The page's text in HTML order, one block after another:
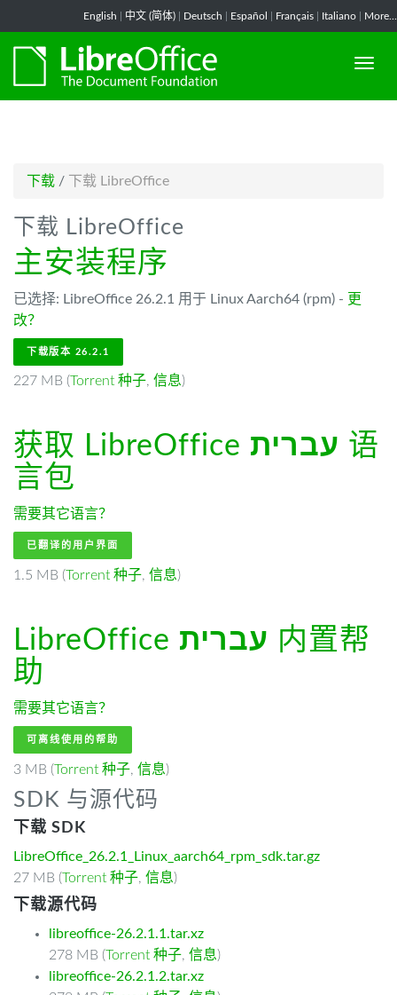
English 中文 (简体) Deutsch Español Français Italiano More...
下载 / 下载 LibreOffice
下载 LibreOffice
主安装程序
已选择: LibreOffice 26.2.1 用于 Linux Aarch64 (rpm) - 更
改？
下载版本 26.2.1
227 MB (Torrent 种子, 信息)
获取 LibreOffice עברית 语
言包
需要其它语言？
已翻译的用户界面
1.5 MB (Torrent 种子, 信息)
LibreOffice עברית 内置帮
助
需要其它语言？
可离线使用的帮助
3 MB (Torrent 种子, 信息)
SDK 与源代码
下载 SDK
LibreOffice_26.2.1_Linux_aarch64_rpm_sdk.tar.gz
27 MB (Torrent 种子, 信息)
下载源代码
libreoffice-26.2.1.1.tar.xz
278 MB (Torrent 种子, 信息)
libreoffice-26.2.1.2.tar.xz